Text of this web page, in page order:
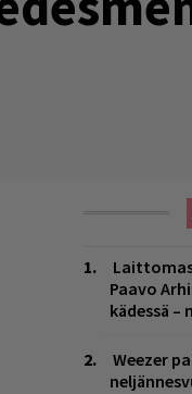
Paavo
kädessä
Weezer